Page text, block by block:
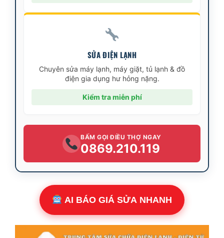
SỬA ĐIỆN LẠNH
Chuyên sửa máy lạnh, máy giặt, tủ lạnh & đồ
điện gia dụng hư hỏng nặng.
Kiểm tra miễn phí
BẤM GỌI ĐIỀU THỢ NGAY
0869.210.119
AI BÁO GIÁ SỬA NHANH